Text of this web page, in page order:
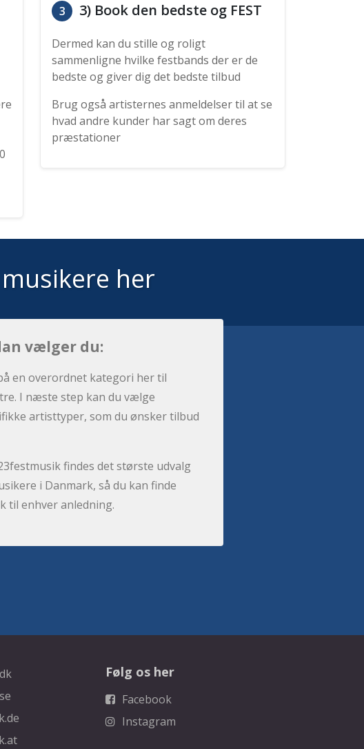
3 3) Book den bedste og FEST
Dermed kan du stille og roligt
sammenligne hvilke festbands der er de
bedste og giver dig det bedste tilbud
Brug også artisternes anmeldelser til at se
hvad andre kunder har sagt om deres
præstationer
her
vælger du:
en overordnet kategori her til
I næste step kan du vælge
artisttyper, som du ønsker tilbud
findes det største udvalg
i Danmark, så du kan finde
til enhver anledning.
Følg os her
Facebook
Instagram